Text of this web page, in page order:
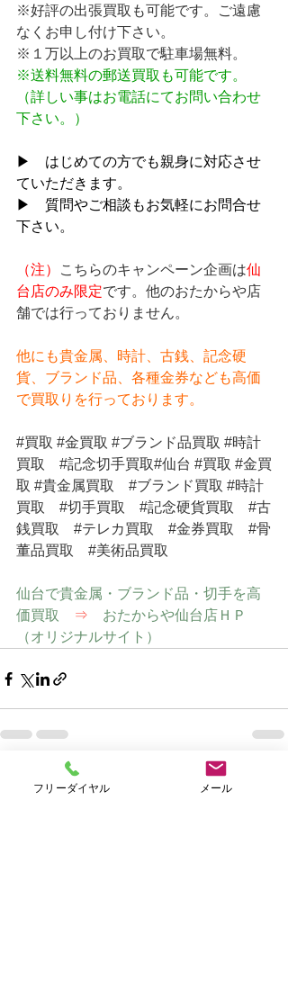
※好評の出張買取も可能です。ご遠慮
なくお申し付け下さい。
※１万以上のお買取で駐車場無料。
※送料無料の郵送買取も可能です。
（詳しい事はお電話にてお問い合わせ
下さい。）
▶　はじめての方でも親身に対応させ
ていただきます。
▶　質問やご相談もお気軽にお問合せ
下さい。
（注） こちらのキャンペーン企画は仙
台店のみ限定です。他のおたからや店
舗では行っておりません。
他にも貴金属、時計、古銭、記念硬
貨、ブランド品、各種金券なども高価
で買取りを行っております。
#買取 #金買取 #ブランド品買取 #時計
買取
#記念切手買取#仙台 #買取 #金買
取 #貴金属買取 #ブランド買取 #時計
買取
#切手買取 #記念硬貨買取
#古
銭買取
#テレカ買取 #金券買取
#骨
董品買取
#美術品買取
仙台で貴金属・ブランド品・切手を高
価買取
⇒ おたからや仙台店ＨＰ
（オリジナルサイト）
最新記事 すべて表示
フリーダイヤル メール